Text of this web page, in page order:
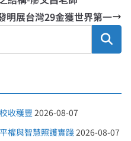
展台灣29金獲世界第一
收穫豐 2026-08-07
權與智慧照護實踐2026-08-07